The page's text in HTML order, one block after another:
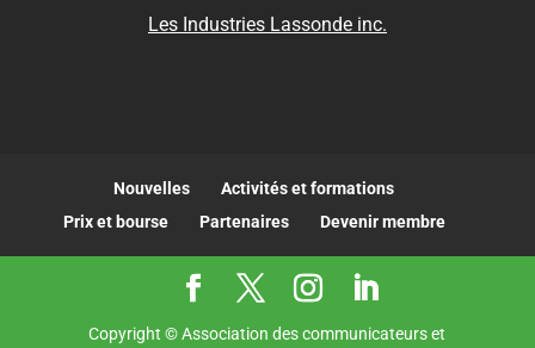
Les Industries Lassonde inc.
Nouvelles
Activités et formations
Prix et bourse
Partenaires Devenir membre
Copyright © Association des communicateurs et